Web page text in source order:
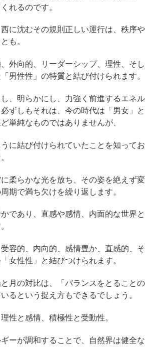
れるのです。
に沈むその規則正しい運行は、秩序や
も。
外向的、リーダーシップ、理性、そし
男性性」の特質と結び付けられます。
、明らかにし、力強く前進するエネル
ずしもそれは、今の時代は「男女」と
単純なものではありませんが、
に結び付けられていたことを知ってお
柔らかな光を放ち、その姿を絶えず変
期で満ち欠けを繰り返します。
であり、直感や感情、内面的な世界と
容的、内向的、感情豊か、直感的、そ
女性性」と結びつけられます。
月の対比は、「バランスをとることの
るという捉え方もできるでしょう。
性と感情、積極性と受動性。
ーが調和することで、自然界は健全な